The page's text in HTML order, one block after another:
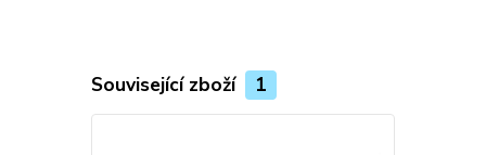
Související zboží 1